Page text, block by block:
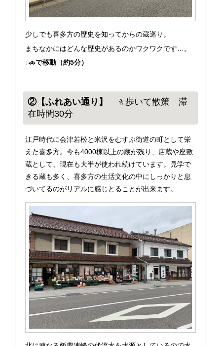
少しでも喜多方の歴史を知ってからの蔵巡り。
まちなかにはどんな歴史があるのかワクワクです…。
↓🚗で移動（約5分）
②【ふれあい通り】
🚶歩いて散策 滞
在時間30分
江戸時代に会津若松と米沢をむすぶ街道の町として栄
えた喜多方。今も4000棟以上の蔵が残り、店蔵や座敷
蔵として、現在も大半が使われ続けています。見学で
きる蔵も多く、喜多方の生活文化の中にしっかりと息
づいてるのがリアルに感じとることが出来ます。